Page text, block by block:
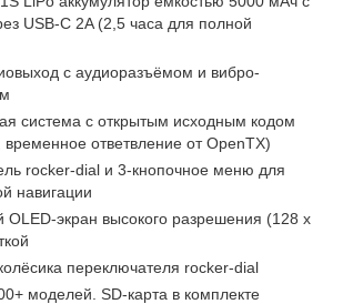
USB-C 2A (2,5 часа для полной
с аудиоразъёмом и вибро-
система с открытым исходным кодом
ответвление от OpenTX)
rocker-dial и 3-кнопочное меню для
навигации
экран высокого разрешения (128 х
переключателя rocker-dial
моделей. SD-карта в комплекте